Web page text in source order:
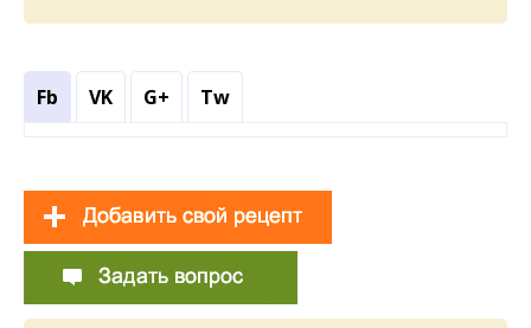
Fb VK G+ Tw